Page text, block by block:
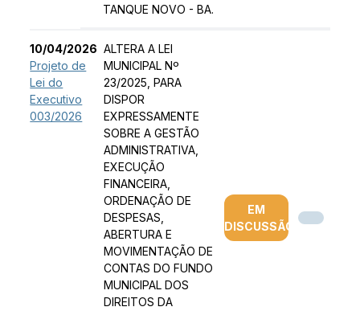
TANQUE NOVO - BA.
10/04/2026
Projeto de
Lei do
Executivo
003/2026
ALTERA A LEI
MUNICIPAL Nº
23/2025, PARA
DISPOR
EXPRESSAMENTE
SOBRE A GESTÃO
ADMINISTRATIVA,
EXECUÇÃO
FINANCEIRA,
ORDENAÇÃO DE
DESPESAS,
ABERTURA E
MOVIMENTAÇÃO DE
CONTAS DO FUNDO
MUNICIPAL DOS
DIREITOS DA
EM
DISCUSSÃO